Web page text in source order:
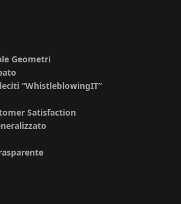
Geometri
“WhistleblowingIT”
Satisfaction